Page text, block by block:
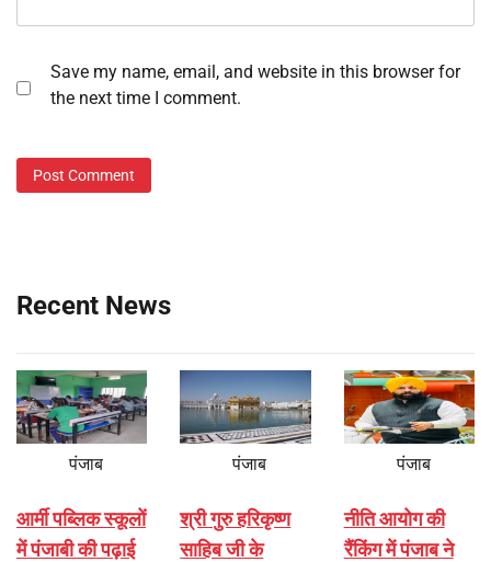
Save my name, email, and website in this browser for
the next time I comment.
Recent News
पंजाब
आर्मी पब्लिक स्कूलों
में पंजाबी की पढ़ाई
पंजाब
श्री गुरु हरिकृष्ण
साहिब जी के
पंजाब
नीति आयोग की
रैंकिंग में पंजाब ने